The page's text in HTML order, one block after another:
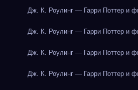
Дж. К. Роулинг — Гарри Поттер и
Дж. К. Роулинг — Гарри Поттер и
Дж. К. Роулинг — Гарри Поттер и
Дж. К. Роулинг — Гарри Поттер и